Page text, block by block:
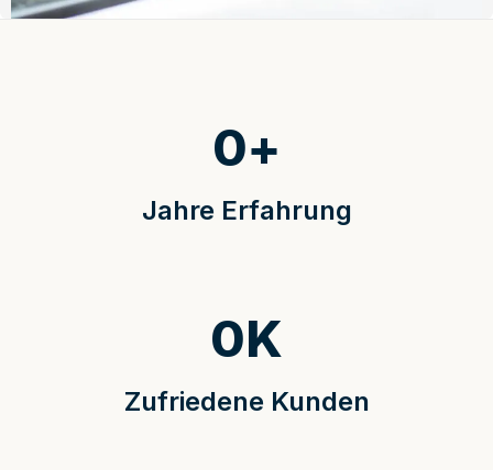
Jahre Erfahrung
0+
Zufriedene Kunden
0K